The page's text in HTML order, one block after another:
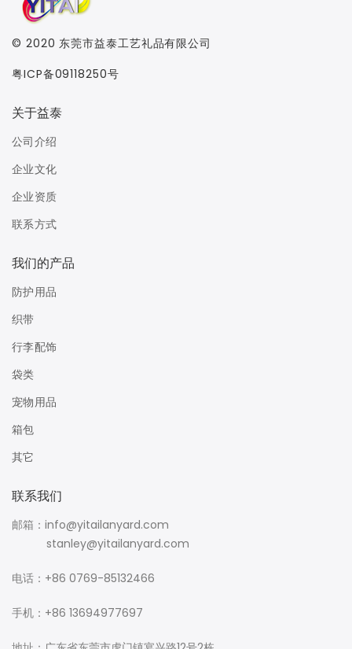
© 2020东莞市益泰工艺礼品有限公司
粤ICP备09118250号
关于益泰
公司介绍
企业文化
企业资质
联系方式
我们的产品
防护用品
织带
行李配饰
袋类
宠物用品
箱包
其它
联系我们
邮箱：info@yitailanyard.com
stanley@yitailanyard.com
电话：+86 0769-85132466
手机：+86 13694977697